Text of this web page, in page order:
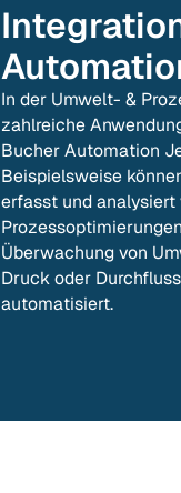
In der Umwelt- &
zahlreiche
Bucher Automation
Beispielsweise
erfasst und analysiert
Überwachung von
Druck oder
automatisiert.